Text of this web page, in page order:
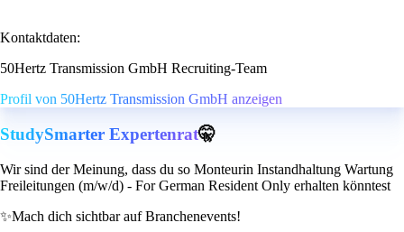
Kontaktdaten:
50Hertz Transmission GmbH Recruiting-Team
Profil von 50Hertz Transmission GmbH anzeigen
StudySmarter Expertenrat🤫
Wir sind der Meinung, dass du so Monteurin Instandhaltung Wartung
Freileitungen (m/w/d) - For German Resident Only erhalten könntest
✨Mach dich sichtbar auf Branchenevents!